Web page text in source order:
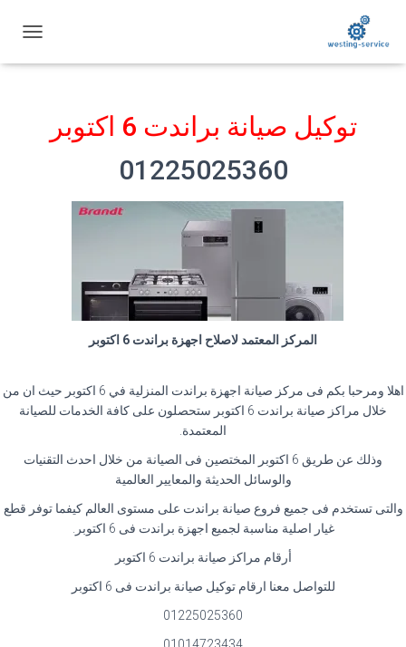
ب
توكيل صيانة براندت 6 اكتوبر
01225025360
المركز المعتمد لاصلاح اجهزة براندت 6 اكتوبر
اهلا ومرحبا بكم فى مركز صيانة اجهزة براندت المنزلية في 6 اكتوبر حيث ان من
خلال مراكز صيانة براندت 6 اكتوبر ستحصلون على كافة الخدمات للصيانة
المعتمدة.
وذلك عن طريق 6 اكتوبر المختصين فى الصيانة من خلال احدث التقنيات
والوسائل الحديثة والمعايير العالمية
والتى تستخدم فى جميع فروع صيانة براندت على مستوى العالم كيفما توفر قطع
غيار اصلية مناسبة لجميع اجهزة براندت فى 6 اكتوبر.
أرقام مراكز صيانة براندت 6 اكتوبر
للتواصل معنا ارقام توكيل صيانة براندت فى 6 اكتوبر
01225025360